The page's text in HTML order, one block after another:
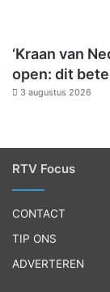
‘Kraan van
open: dit
3 augustus 2026
RTV Focus
CONTACT
TIP ONS
ADVERTEREN